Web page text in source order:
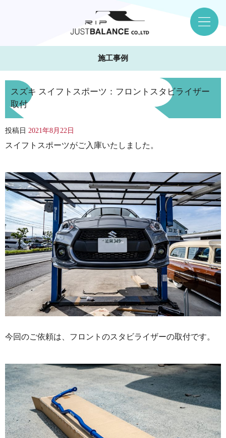
施工事例
スズキ スイフトスポーツ：フロントスタビライザー
取付
投稿日 2021年8月22日
スイフトスポーツがご入庫いたしました。
今回のご依頼は、フロントのスタビライザーの取付です。